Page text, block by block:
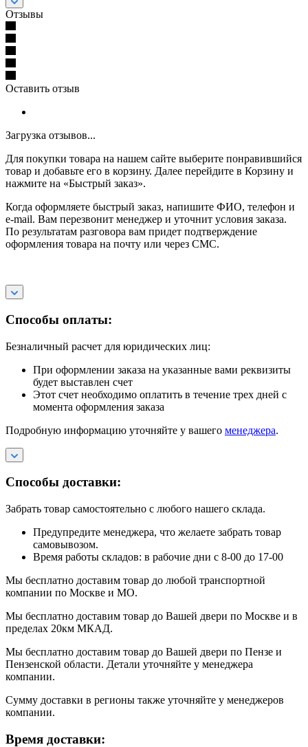
Отзывы
Оставить отзыв
Загрузка отзывов...
Для покупки товара на нашем сайте выберите понравившийся
товар и добавьте его в корзину. Далее перейдите в Корзину и
нажмите на «Быстрый заказ».
Когда оформляете быстрый заказ, напишите ФИО, телефон и
e-mail. Вам перезвонит менеджер и уточнит условия заказа.
По результатам разговора вам придет подтверждение
оформления товара на почту или через СМС.
Способы оплаты:
Безналичный расчет для юридических лиц:
При оформлении заказа на указанные вами реквизиты
будет выставлен счет
Этот счет необходимо оплатить в течение трех дней с
момента оформления заказа
Подробную информацию уточняйте у вашего менеджера.
Способы доставки:
Забрать товар самостоятельно с любого нашего склада.
Предупредите менеджера, что желаете забрать товар
самовывозом.
Время работы складов: в рабочие дни с 8-00 до 17-00
Мы бесплатно доставим товар до любой транспортной
компании по Москве и МО.
Мы бесплатно доставим товар до Вашей двери по Москве и в
пределах 20км МКАД.
Мы бесплатно доставим товар до Вашей двери по Пензе и
Пензенской области. Детали уточняйте у менеджера
компании.
Сумму доставки в регионы также уточняйте у менеджеров
компании.
Время доставки: